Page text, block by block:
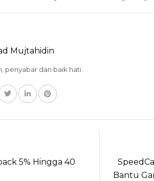
Mujtahidin
penyabar dan baik hati.
5% Hingga 40
Bantu